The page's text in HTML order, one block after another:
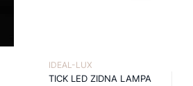
IDEAL-LUX
TICK LED ZIDNA LAMPA